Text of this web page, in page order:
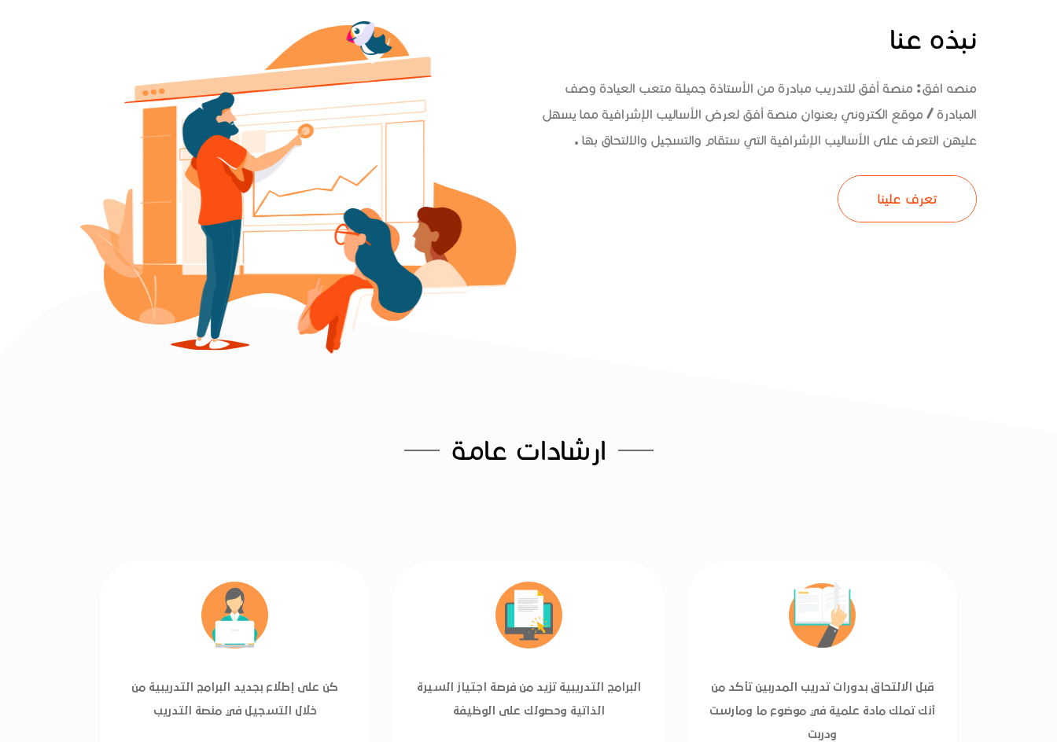
نبذه عنا
منصه افق: منصة أفق للتدريب مبادرة من الأستاذة جميلة متعب العيادة وصف
المبادرة / موقع الكتروني بعنوان منصة أفق لعرض الأساليب الإشرافية مما يسهل
عليهن التعرف على الأساليب الإشرافية التي ستقام والتسجيل والالتحاق بها .
تعرف علينا
ارشادات عامة
قبل الالتحاق بدورات تدريب المدربين تأكد من
أنك تملك مادة علمية في موضوع ما ومارست
ودربت
البرامج التدريبية تزيد من فرصة اجتياز السيرة
الذاتية وحصولك على الوظيفة
كن على إطلاع بجديد البرامج التدريبية من
خلال التسجيل في منصة التدريب